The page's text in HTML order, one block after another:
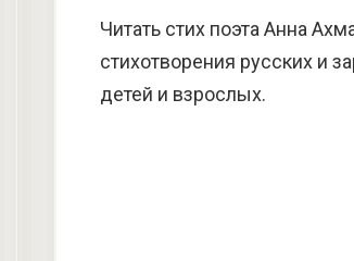
Читать стих поэта Анна
стихотворения русских и
детей и взрослых.